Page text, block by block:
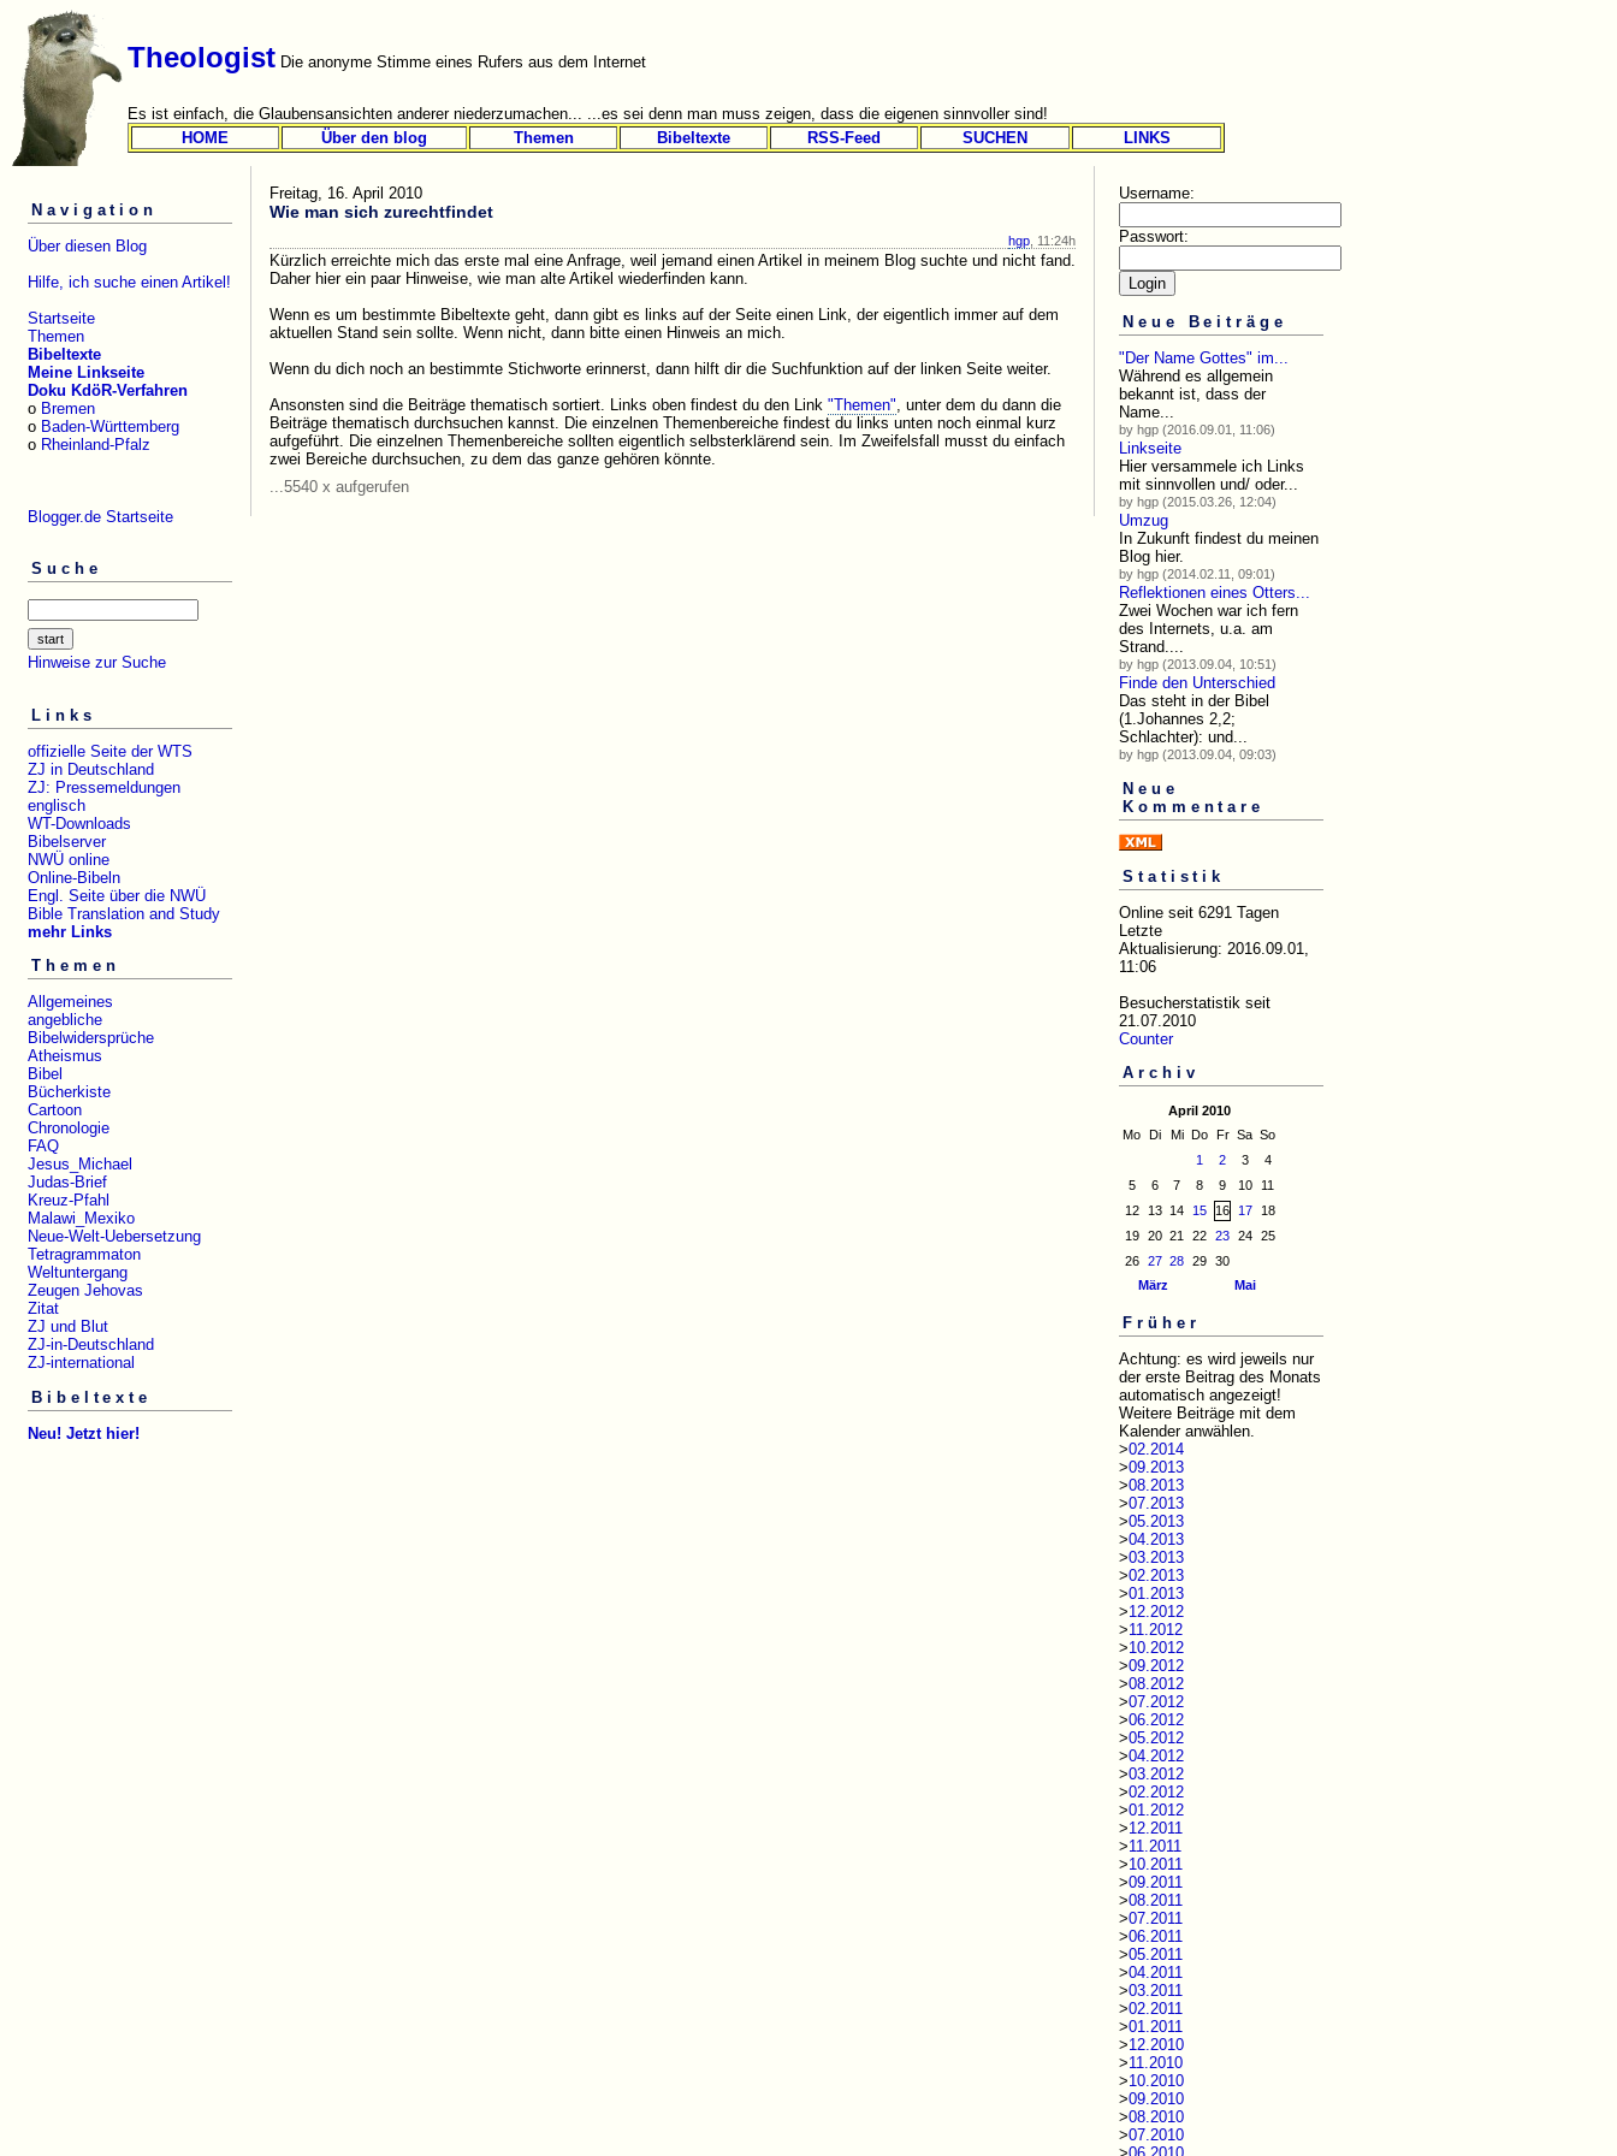
Theologist Die anonyme Stimme eines Rufers aus dem Internet
Es ist einfach, die Glaubensansichten anderer niederzumachen... ...es sei denn man muss zeigen, dass die eigenen sinnvoller sind!
HOME
Über den blog Themen Bibeltexte RSS-Feed SUCHEN LINKS
Navigation
Über diesen Blog
Hilfe, ich suche einen Artikel!
Startseite
Themen
Bibeltexte
Meine Linkseite
Doku KdöR-Verfahren
o Bremen
o Baden-Württemberg
o Rheinland-Pfalz
Blogger.de Startseite
Suche
Hinweise zur Suche
Links
offizielle Seite der WTS
ZJ in Deutschland
ZJ: Pressemeldungen
englisch
WT-Downloads
Bibelserver
NWÜ online
Online-Bibeln
Engl. Seite über die NWÜ
Bible Translation and Study
mehr Links
Themen
Allgemeines
angebliche
Bibelwidersprüche
Atheismus
Bibel
Bücherkiste
Cartoon
Chronologie
FAQ
Jesus_Michael
Judas-Brief
Kreuz-Pfahl
Malawi_Mexiko
Neue-Welt-Uebersetzung
Tetragrammaton
Weltuntergang
Zeugen Jehovas
Zitat
ZJ und Blut
ZJ-in-Deutschland
ZJ-international
Bibeltexte
Neu! Jetzt hier!
Freitag, 16. April 2010
Wie man sich zurechtfindet
hgp , 11:24h
Kürzlich erreichte mich das erste mal eine Anfrage, weil jemand einen Artikel in meinem Blog suchte und nicht fand.
Daher hier ein paar Hinweise, wie man alte Artikel wiederfinden kann.
Wenn es um bestimmte Bibeltexte geht, dann gibt es links auf der Seite einen Link, der eigentlich immer auf dem
aktuellen Stand sein sollte. Wenn nicht, dann bitte einen Hinweis an mich.
Wenn du dich noch an bestimmte Stichworte erinnerst, dann hilft dir die Suchfunktion auf der linken Seite weiter.
Ansonsten sind die Beiträge thematisch sortiert. Links oben findest du den Link "Themen", unter dem du dann die
Beiträge thematisch durchsuchen kannst. Die einzelnen Themenbereiche findest du links unten noch einmal kurz
aufgeführt. Die einzelnen Themenbereiche sollten eigentlich selbsterklärend sein. Im Zweifelsfall musst du einfach
zwei Bereiche durchsuchen, zu dem das ganze gehören könnte.
...5540 x aufgerufen
Username:
Passwort:
Neue Beiträge
"Der Name Gottes" im...
Während es allgemein
bekannt ist, dass der
Name...
by hgp (2016.09.01, 11:06)
Linkseite
Hier versammele ich Links
mit sinnvollen und/ oder...
by hgp (2015.03.26, 12:04)
Umzug
In Zukunft findest du meinen
Blog hier.
by hgp (2014.02.11, 09:01)
Reflektionen eines Otters...
Zwei Wochen war ich fern
des Internets, u.a. am
Strand....
by hgp (2013.09.04, 10:51)
Finde den Unterschied
Das steht in der Bibel
(1.Johannes 2,2;
Schlachter): und...
by hgp (2013.09.04, 09:03)
Neue
Kommentare
Statistik
Online seit 6291 Tagen
Letzte
Aktualisierung: 2016.09.01,
11:06
Besucherstatistik seit
21.07.2010
Counter
Archiv
April 2010
Mo
Di Mi Do Fr Sa So
1
2 3
4
5
6 7 8 9 10
11
12
13 14 15 16 17
18
19
20 21 22 23 24
25
26
27 28 29 30
März
Mai
Früher
Achtung: es wird jeweils nur
der erste Beitrag des Monats
automatisch angezeigt!
Weitere Beiträge mit dem
Kalender anwählen.
>02.2014
>09.2013
>08.2013
>07.2013
>05.2013
>04.2013
>03.2013
>02.2013
>01.2013
>12.2012
>11.2012
>10.2012
>09.2012
>08.2012
>07.2012
>06.2012
>05.2012
>04.2012
>03.2012
>02.2012
>01.2012
>12.2011
>11.2011
>10.2011
>09.2011
>08.2011
>07.2011
>06.2011
>05.2011
>04.2011
>03.2011
>02.2011
>01.2011
>12.2010
>11.2010
>10.2010
>09.2010
>08.2010
>07.2010